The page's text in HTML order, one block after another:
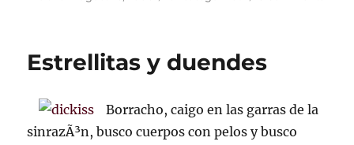
Estrellitas y duendes
Borracho, caigo en las garras de la
sinrazÃ³n, busco cuerpos con pelos y busco